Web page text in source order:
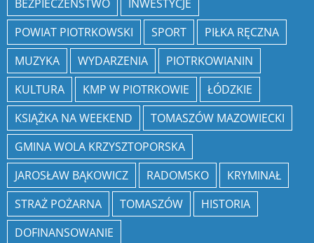
BEZPIECZEŃSTWO
INWESTYCJE
POWIAT PIOTRKOWSKI
SPORT
PIŁKA RĘCZNA
MUZYKA
WYDARZENIA
PIOTRKOWIANIN
KULTURA
KMP W PIOTRKOWIE
ŁÓDZKIE
KSIĄŻKA NA WEEKEND
TOMASZÓW MAZOWIECKI
GMINA WOLA KRZYSZTOPORSKA
JAROSŁAW BĄKOWICZ
RADOMSKO
KRYMINAŁ
STRAŻ POŻARNA
TOMASZÓW
HISTORIA
DOFINANSOWANIE